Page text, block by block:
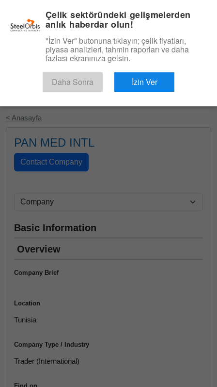
Ücretsiz Deneyin
< Anasayfa
PAN MED INTL
Basic Information
Overview
Company Brief
Location
Tunisia
Company Type / Industry
Trader (International)
Çelik sektöründeki gelişmelerden
anlık haberdar olun!
"İzin Ver" butonuna tıklayın; çelik fiyatları,
piyasa analizleri, tahmin raporları ve daha
fazlası ekranınıza gelsin.
Daha Sonra İzin Ver